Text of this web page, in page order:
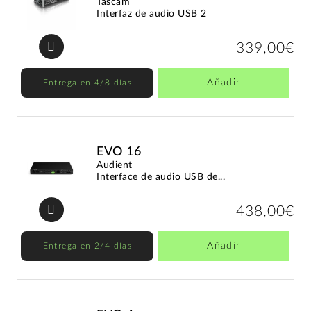
Interfaz de audio USB 2
339,00€
Entrega en 4/8 días Añadir
EVO 16
Audient
Interface de audio USB de...
438,00€
Entrega en 2/4 días Añadir